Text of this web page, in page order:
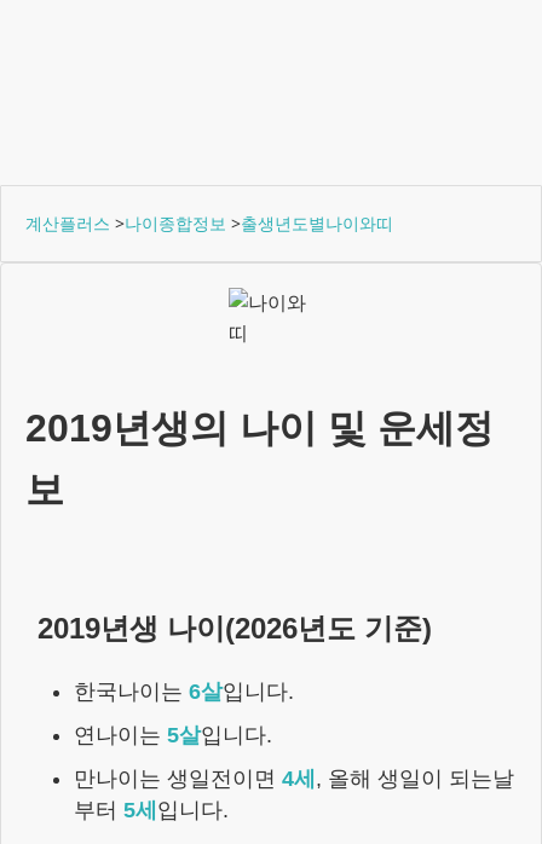
계산플러스 >나이종합정보 >출생년도별나이와띠
2019년생의 나이 및 운세정
보
2019년생 나이(2026년도 기준)
한국나이는 6살입니다.
연나이는 5살입니다.
만나이는 생일전이면 4세 , 올해 생일이 되는날
부터 5세 입니다.